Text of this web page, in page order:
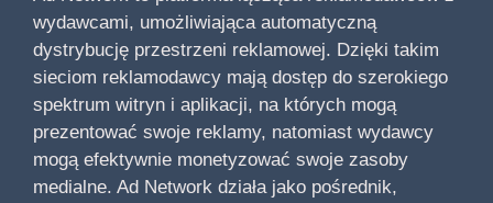
wydawcami, umożliwiająca automatyczną
dystrybucję przestrzeni reklamowej. Dzięki takim
sieciom reklamodawcy mają dostęp do szerokiego
spektrum witryn i aplikacji, na których mogą
prezentować swoje reklamy, natomiast wydawcy
mogą efektywnie monetyzować swoje zasoby
medialne. Ad Network działa jako pośrednik,